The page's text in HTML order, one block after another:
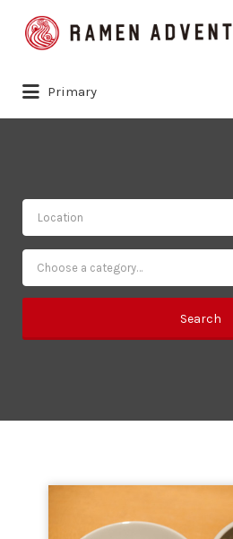
Search
for:
Primary
Choose a category…
Search